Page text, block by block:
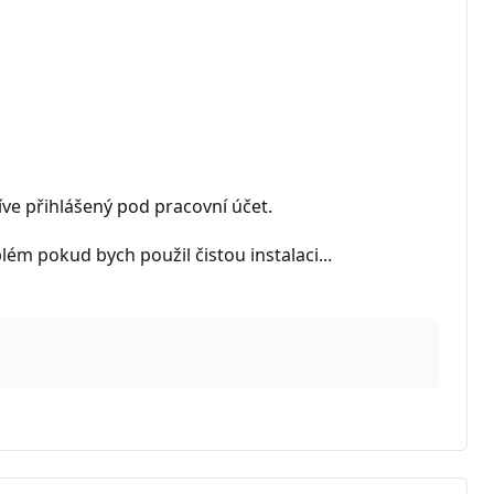
přihlášený pod pracovní účet.
pokud bych použil čistou instalaci...